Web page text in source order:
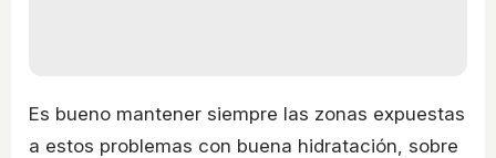
Es bueno mantener siempre las zonas expuestas
a estos problemas con buena hidratación, sobre